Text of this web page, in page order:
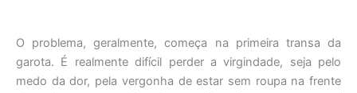
O problema, geralmente, começa na primeira transa da
garota. É realmente difícil perder a virgindade, seja pelo
medo da dor, pela vergonha de estar sem roupa na frente